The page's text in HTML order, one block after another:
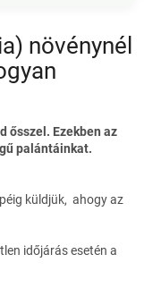
növénynél
ősszel. Ezekben az
palántáinkat.
küldjük, ahogy az
időjárás esetén a